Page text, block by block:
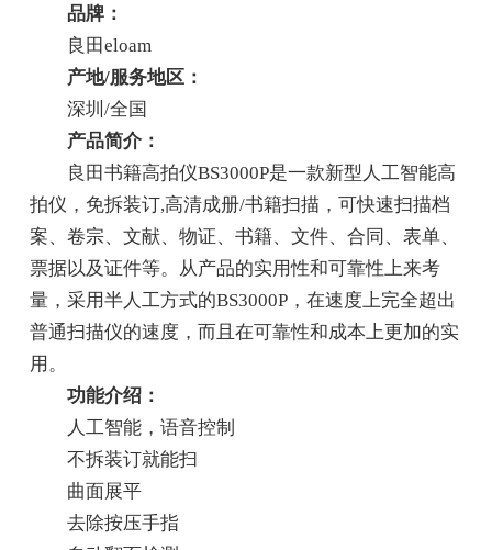
品牌：
良田eloam
产地/服务地区：
深圳/全国
产品简介：
良田书籍高拍仪BS3000P是一款新型人工智能高
拍仪，免拆装订,高清成册/书籍扫描，可快速扫描档
案、卷宗、文献、物证、书籍、文件、合同、表单、
票据以及证件等。从产品的实用性和可靠性上来考
量，采用半人工方式的BS3000P，在速度上完全超出
普通扫描仪的速度，而且在可靠性和成本上更加的实
用。
功能介绍：
人工智能，语音控制
不拆装订就能扫
曲面展平
去除按压手指